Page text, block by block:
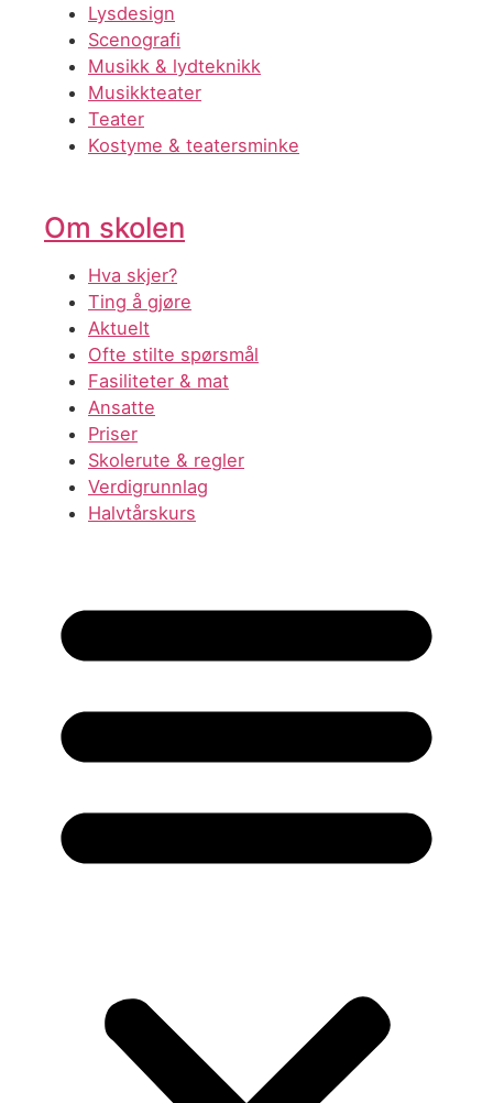
Lysdesign
Scenografi
Musikk & lydteknikk
Musikkteater
Teater
Kostyme & teatersminke
Om skolen
Hva skjer?
Ting å gjøre
Aktuelt
Ofte stilte spørsmål
Fasiliteter & mat
Ansatte
Priser
Skolerute & regler
Verdigrunnlag
Halvtårskurs